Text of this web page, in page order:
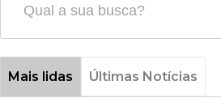
Mais lidas Últimas Notícias